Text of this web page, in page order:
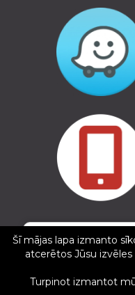
Copyright ©
Mājas
Lāsma
Šī mājas lapa izmanto
atcerētos Jūsu
Turpinot izmantot